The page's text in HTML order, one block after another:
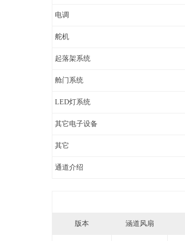
电调
舵机
起落架系统
舱门系统
LED灯系统
其它电子设备
其它
通道介绍
版本 涵道风扇